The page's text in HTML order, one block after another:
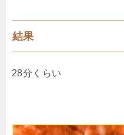
結果
28分くらい